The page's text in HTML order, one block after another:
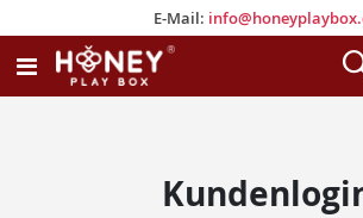
E-Mail:
E-Mail:
Navigation
umschalten